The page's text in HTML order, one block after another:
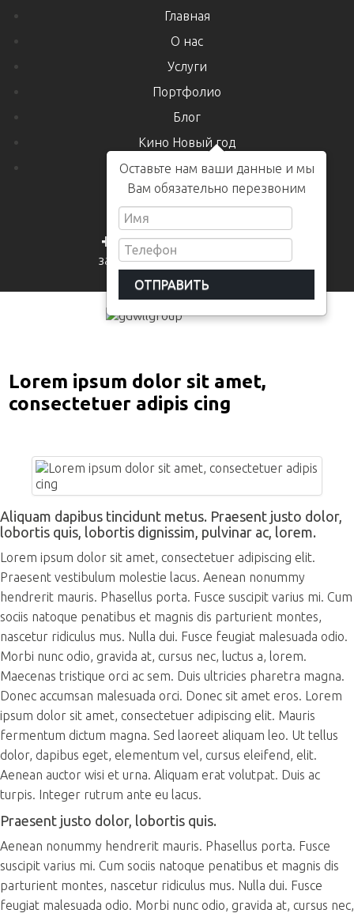
Главная
О нас
Услуги
Портфолио
Блог
Кино Новый год
Контакты
+7 978 240 38 00
заказать обратный звонок
Оставьте нам ваши данные и мы
Вам обязательно перезвоним
Lorem ipsum dolor sit amet,
consectetuer adipis cing
Aliquam dapibus tincidunt metus. Praesent justo dolor,
lobortis quis, lobortis dignissim, pulvinar ac, lorem.
Lorem ipsum dolor sit amet, consectetuer adipiscing elit.
Praesent vestibulum molestie lacus. Aenean nonummy
hendrerit mauris. Phasellus porta. Fusce suscipit varius mi. Cum
sociis natoque penatibus et magnis dis parturient montes,
nascetur ridiculus mus. Nulla dui. Fusce feugiat malesuada odio.
Morbi nunc odio, gravida at, cursus nec, luctus a, lorem.
Maecenas tristique orci ac sem. Duis ultricies pharetra magna.
Donec accumsan malesuada orci. Donec sit amet eros. Lorem
ipsum dolor sit amet, consectetuer adipiscing elit. Mauris
fermentum dictum magna. Sed laoreet aliquam leo. Ut tellus
dolor, dapibus eget, elementum vel, cursus eleifend, elit.
Aenean auctor wisi et urna. Aliquam erat volutpat. Duis ac
turpis. Integer rutrum ante eu lacus.
Praesent justo dolor, lobortis quis.
Aenean nonummy hendrerit mauris. Phasellus porta. Fusce
suscipit varius mi. Cum sociis natoque penatibus et magnis dis
parturient montes, nascetur ridiculus mus. Nulla dui. Fusce
feugiat malesuada odio. Morbi nunc odio, gravida at, cursus nec,